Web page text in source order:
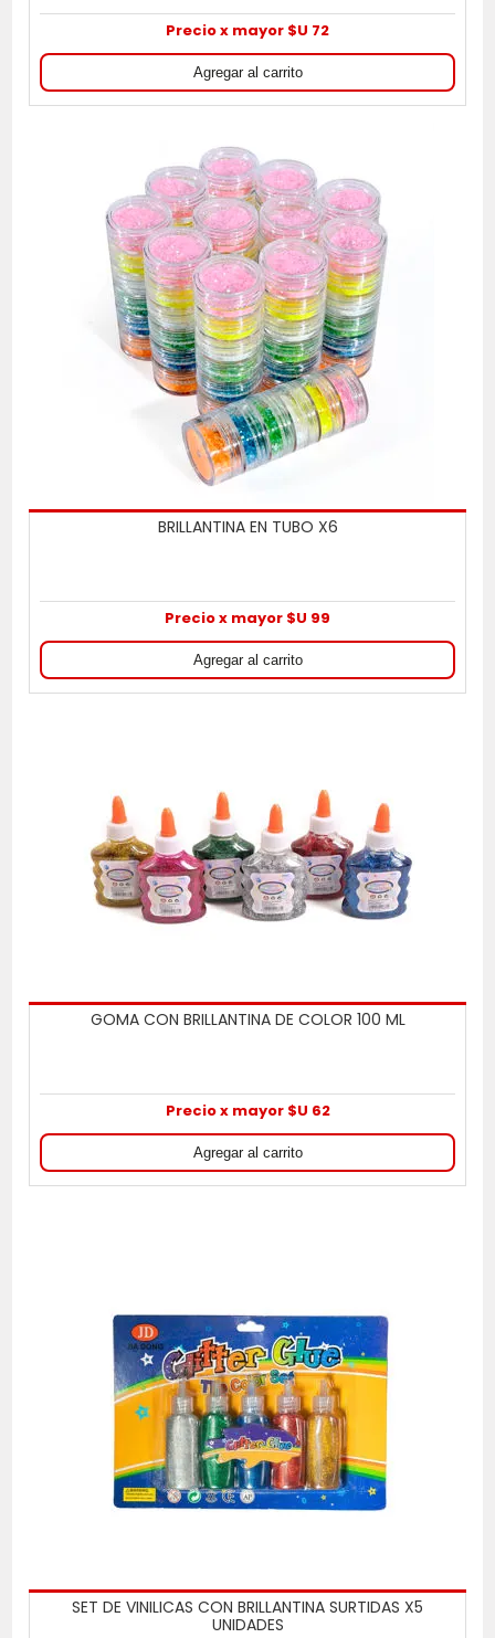
Precio x mayor $U 72
BRILLANTINA EN TUBO X6
Precio x mayor $U 99
GOMA CON BRILLANTINA DE COLOR 100 ML
Precio x mayor $U 62
SET DE VINILICAS CON BRILLANTINA SURTIDAS X5
UNIDADES